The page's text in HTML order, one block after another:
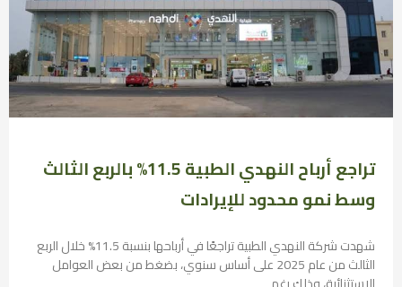
تراجع أرباح النهدي الطبية 11.5% بالربع الثالث
وسط نمو محدود للإيرادات
شهدت شركة النهدي الطبية تراجعًا في أرباحها بنسبة 11.5% خلال الربع
الثالث من عام 2025 على أساس سنوي، بضغط من بعض العوامل